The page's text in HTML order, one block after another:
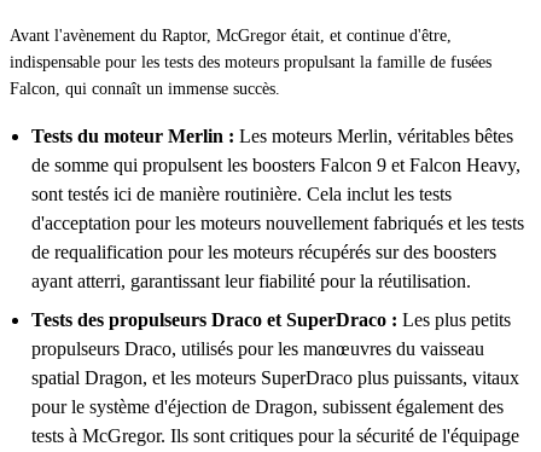
Avant l'avènement du Raptor, McGregor était, et continue d'être,
indispensable pour les tests des moteurs propulsant la famille de fusées
Falcon, qui connaît un immense succès.
Tests du moteur Merlin : Les moteurs Merlin, véritables bêtes
de somme qui propulsent les boosters Falcon 9 et Falcon Heavy,
sont testés ici de manière routinière. Cela inclut les tests
d'acceptation pour les moteurs nouvellement fabriqués et les tests
de requalification pour les moteurs récupérés sur des boosters
ayant atterri, garantissant leur fiabilité pour la réutilisation.
Tests des propulseurs Draco et SuperDraco : Les plus petits
propulseurs Draco, utilisés pour les manœuvres du vaisseau
spatial Dragon, et les moteurs SuperDraco plus puissants, vitaux
pour le système d'éjection de Dragon, subissent également des
tests à McGregor. Ils sont critiques pour la sécurité de l'équipage